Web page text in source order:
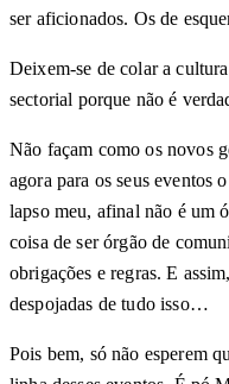
ser aficionados. Os de
Deixem-se de colar a
sectorial porque não é
Não façam como os novos
agora para os seus eventos
lapso meu, afinal não é um
coisa de ser órgão de
obrigações e regras. E
despojadas de tudo isso…
Pois bem, só não esperem